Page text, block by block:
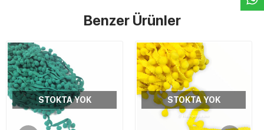
Benzer Ürünler
YOK STOKTA YOK